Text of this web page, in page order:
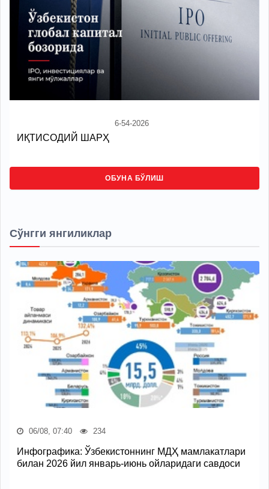
6-54-2026
ИҚТИСОДИЙ ШАРҲ
ОБУНА БЎЛИШ
Сўнгги янгиликлар
06/08, 07:40 234
Инфографика: Ўзбекистоннинг МДҲ мамлакатлари
билан 2026 йил январь-июнь ойларидаги савдоси